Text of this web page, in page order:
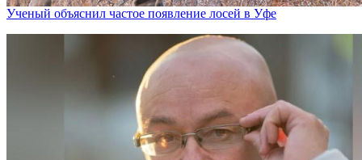
Ученый объяснил частое появление лосей в Уфе